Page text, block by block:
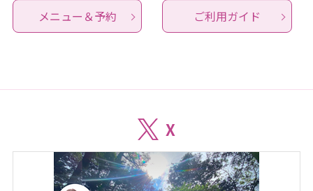
メニュー＆予約 ご利用ガイド
X